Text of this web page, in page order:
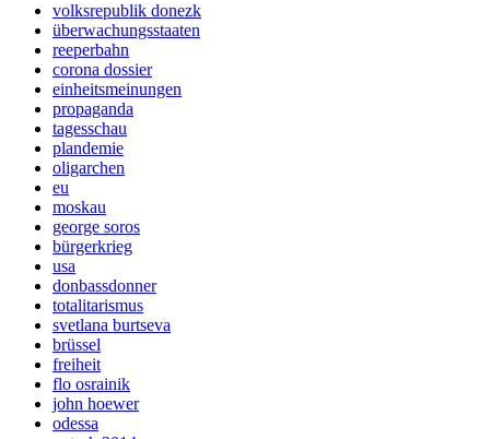
volksrepublik donezk
überwachungsstaaten
reeperbahn
corona dossier
einheitsmeinungen
propaganda
tagesschau
plandemie
oligarchen
eu
moskau
george soros
bürgerkrieg
usa
donbassdonner
totalitarismus
svetlana burtseva
brüssel
freiheit
flo osrainik
john hoewer
odessa